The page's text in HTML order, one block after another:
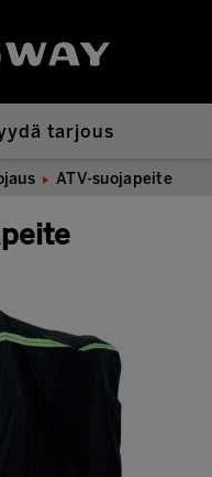
tarjous
ATV-suojapeite